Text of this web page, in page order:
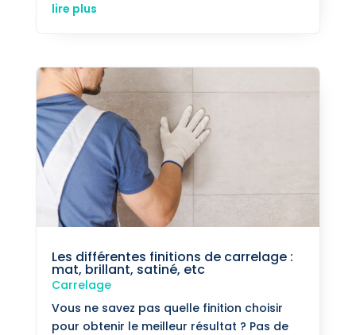
lire plus
Les différentes finitions de carrelage :
mat, brillant, satiné, etc
Carrelage
Vous ne savez pas quelle finition choisir
pour obtenir le meilleur résultat ? Pas de